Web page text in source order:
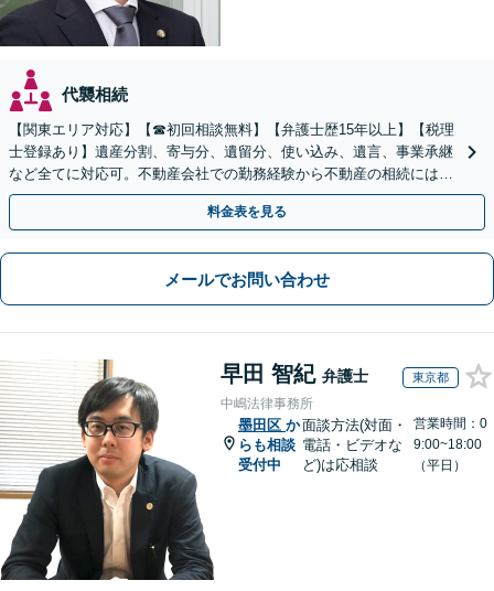
代襲相続
【関東エリア対応】【☎︎初回相談無料】【弁護士歴15年以上】【税理
士登録あり】遺産分割、寄与分、遺留分、使い込み、遺言、事業承継
など全てに対応可。不動産会社での勤務経験から不動産の相続には特
に的確に対応【出張サービス】【夜間・休日面談】
料金表を見る
メールでお問い合わせ
早田 智紀 弁護士 東京都
中嶋法律事務所
墨田区 か
らも相談
受付中
面談方法(対面・
電話・ビデオな
ど)は応相談
営業時間：0
9:00~18:00
（平日）